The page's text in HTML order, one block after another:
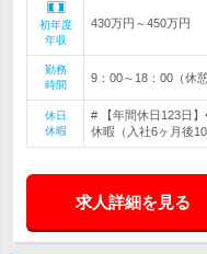
初年度
年収
430万円～450万円
勤務
時間
9：00～18：00（休
休日
休暇
# 【年間休日123日
休暇（入社6ヶ月後
求人詳細を見る